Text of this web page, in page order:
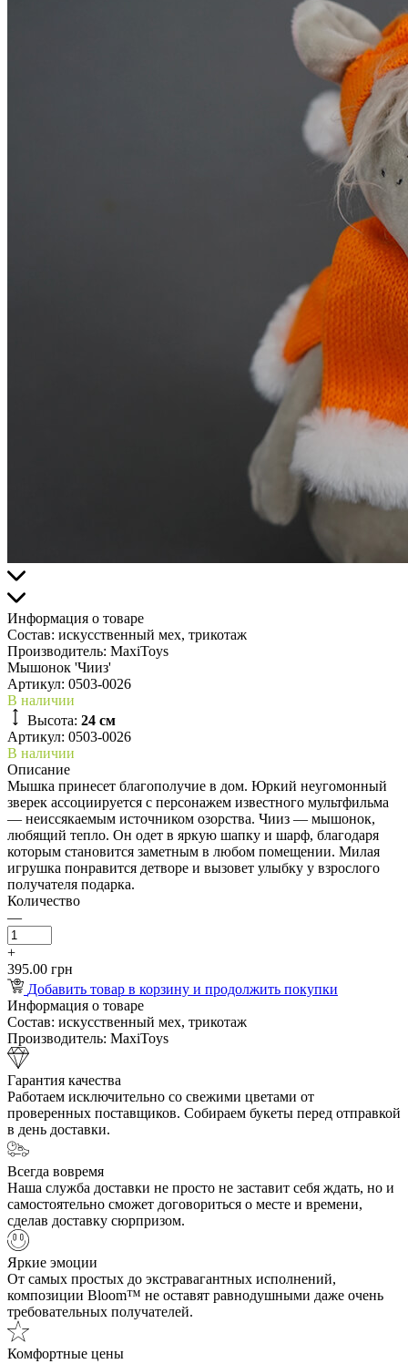
Информация о товаре
Состав: искусственный мех, трикотаж
Производитель: MaxiToys
Мышонок 'Чииз'
Артикул: 0503-0026
В наличии
Высота: 24 см
Артикул: 0503-0026
В наличии
Описание
Мышка принесет благополучие в дом. Юркий неугомонный
зверек ассоциируется с персонажем известного мультфильма
— неиссякаемым источником озорства. Чииз — мышонок,
любящий тепло. Он одет в яркую шапку и шарф, благодаря
которым становится заметным в любом помещении. Милая
игрушка понравится детворе и вызовет улыбку у взрослого
получателя подарка.
Количество
—
+
395.00 грн
Добавить товар в корзину и продолжить покупки
Информация о товаре
Состав: искусственный мех, трикотаж
Производитель: MaxiToys
Гарантия качества
Работаем исключительно со свежими цветами от
проверенных поставщиков. Собираем букеты перед отправкой
в день доставки.
Всегда вовремя
Наша служба доставки не просто не заставит себя ждать, но и
самостоятельно сможет договориться о месте и времени,
сделав доставку сюрпризом.
Яркие эмоции
От самых простых до экстравагантных исполнений,
композиции Bloom™ не оставят равнодушными даже очень
требовательных получателей.
Комфортные цены